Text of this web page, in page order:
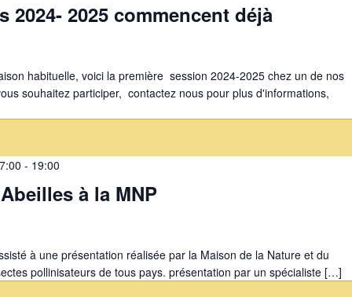
2024- 2025 commencent déjà
habituelle, voici la première session 2024-2025 chez un de nos
souhaitez participer, contactez nous pour plus d'informations,
à la MNP
- 19:00
à une présentation réalisée par la Maison de la Nature et du
pollinisateurs de tous pays. présentation par un spécialiste […]